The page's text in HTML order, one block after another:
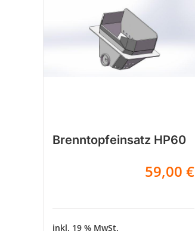
Brenntopfeinsatz HP60
59,00 €
inkl. 19 % MwSt.